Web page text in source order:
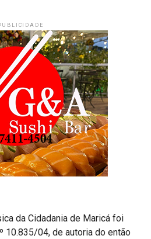
da Cidadania de Maricá foi
10.835/04, de autoria do então